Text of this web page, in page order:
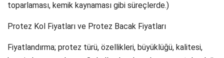
toparlaması, kemik kaynaması gibi süreçlerde.)
Protez Kol Fiyatları ve Protez Bacak Fiyatları
Fiyatlandırma; protez türü, özellikleri, büyüklüğü, kalitesi,